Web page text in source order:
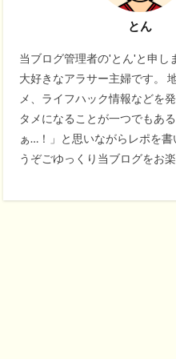
とん
当ブログ管理者の'とん'と申し
大好きなアラサー主婦です。
メ、ライフハック情報などを
タメになることが一つでもあ
ぁ…！」と思いながらレポを
うぞごゆっくり当ブログをお楽